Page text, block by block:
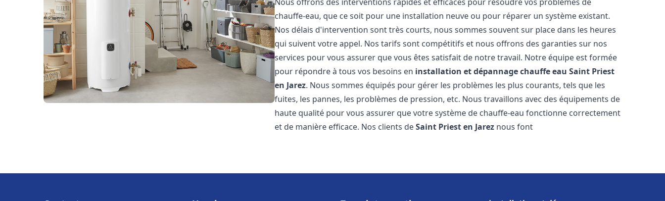
chauffe-eau, que ce soit pour une installation neuve ou pour réparer un système existant.
Nos délais d'intervention sont très courts, nous sommes souvent sur place dans les heures
qui suivent votre appel. Nos tarifs sont compétitifs et nous offrons des garanties sur nos
services pour vous assurer que vous êtes satisfait de notre travail. Notre équipe est formée
pour répondre à tous vos besoins en installation et dépannage chauffe eau Saint Priest
en Jarez. Nous sommes équipés pour gérer les problèmes les plus courants, tels que les
fuites, les pannes, les problèmes de pression, etc. Nous travaillons avec des équipements de
haute qualité pour vous assurer que votre système de chauffe-eau fonctionne correctement
et de manière efficace. Nos clients deSaint Priest en Jarez nous font